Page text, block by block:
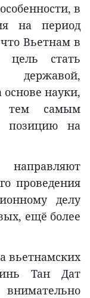
в
на период
Вьетнам в
цель стать
державой,
науки,
тем самым
позицию на
проведения
делу
ещё более
вьетнамских
Тан Дат